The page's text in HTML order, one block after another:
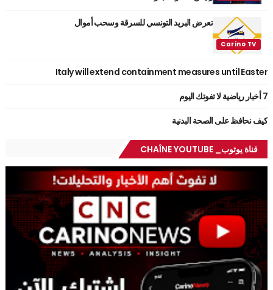
تعرض البريد التونسي للسرقة وسحب أموال
Italy will extend containment measures until Easter
7 أخبار رياضية لا تفوتك اليوم
كيف نحافظ على الصحة البدنية
قناة يوتوب_ CHAÎNE YOUTUBE